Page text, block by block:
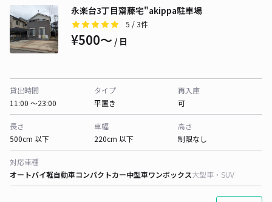
永楽台3丁目齋藤宅"akippa駐車場
5 / 3件
¥500〜 / 日
貸出時間
11:00 〜23:00
タイプ
平置き
再入庫
可
長さ
500cm 以下
車幅
220cm 以下
高さ
制限なし
対応車種
オートバイ軽自動車コンパクトカー中型車ワンボックス大型車・SUV